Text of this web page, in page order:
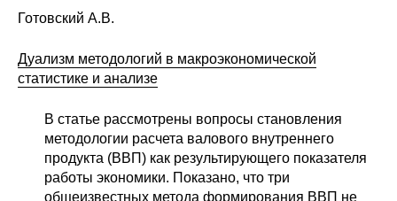
Нормативные документы
Диссертационный совет
О совете
Готовский А.В.
Дуализм методологий в макроэкономической
статистике и анализе
В статье рассмотрены вопросы становления
методологии расчета валового внутреннего
продукта (ВВП) как результирующего показателя
работы экономики. Показано, что три
общеизвестных метода формирования ВВП не